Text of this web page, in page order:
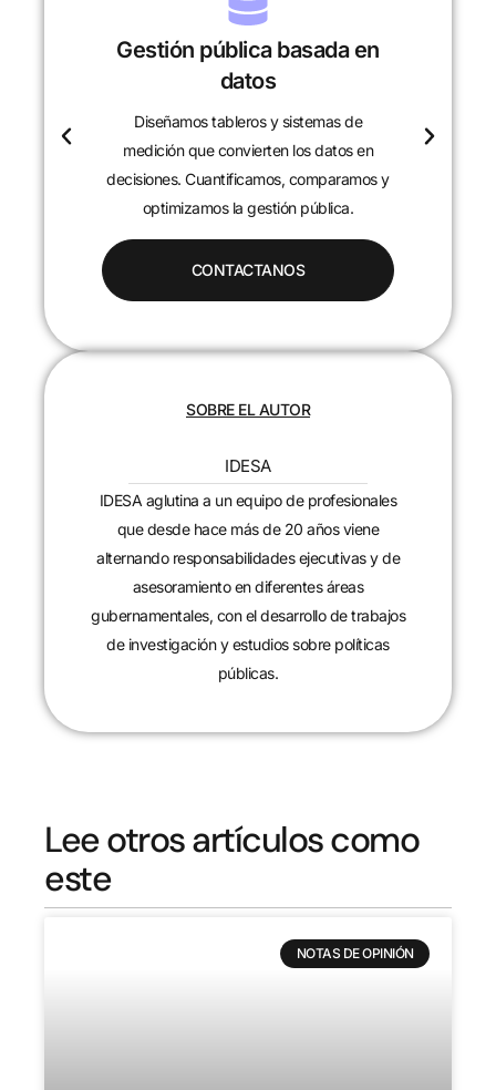
Gestión pública basada en
datos
Diseñamos tableros y sistemas de
medición que convierten los datos en
decisiones. Cuantificamos, comparamos y
optimizamos la gestión pública.
CONTACTANOS
SOBRE EL AUTOR
IDESA
IDESA aglutina a un equipo de profesionales
que desde hace más de 20 años viene
alternando responsabilidades ejecutivas y de
asesoramiento en diferentes áreas
gubernamentales, con el desarrollo de trabajos
de investigación y estudios sobre políticas
públicas.
Lee otros artículos como
este
NOTAS DE OPINIÓN